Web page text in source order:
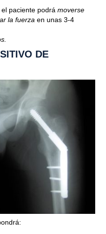
el paciente podrámoverse
la fuerza en unas 3-4
DE